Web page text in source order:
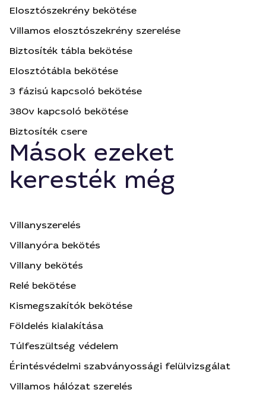
Elosztószekrény bekötése
Villamos elosztószekrény szerelése
Biztosíték tábla bekötése
Elosztótábla bekötése
3 fázisú kapcsoló bekötése
380v kapcsoló bekötése
Biztosíték csere
Mások ezeket
keresték még
Villanyszerelés
Villanyóra bekötés
Villany bekötés
Relé bekötése
Kismegszakítók bekötése
Földelés kialakítása
Túlfeszültség védelem
Érintésvédelmi szabványossági felülvizsgálat
Villamos hálózat szerelés